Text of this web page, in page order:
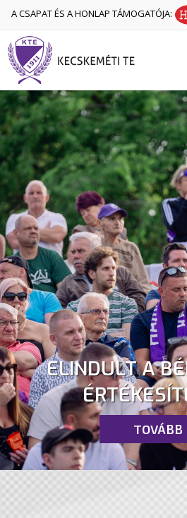
A CSAPAT ÉS A HONLAP TÁMOGATÓJA:
ELINDULT A
TOVÁBB